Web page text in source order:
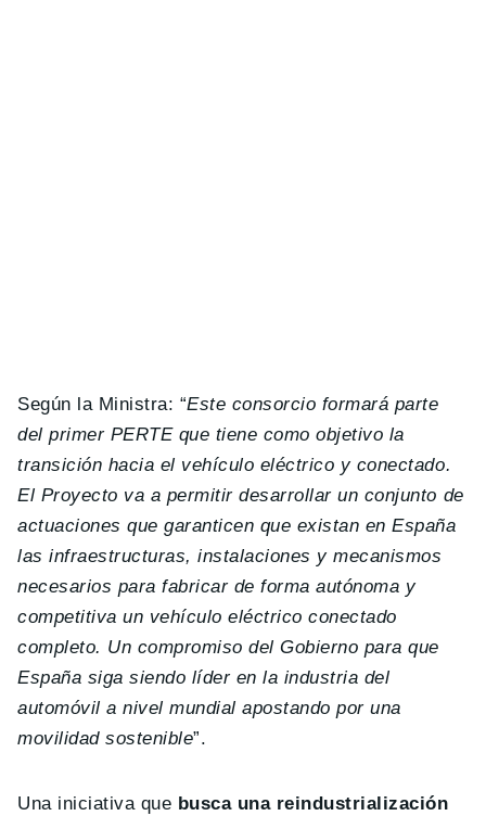
Según la Ministra: “Este consorcio formará parte
del primer PERTE que tiene como objetivo la
transición hacia el vehículo eléctrico y conectado.
El Proyecto va a permitir desarrollar un conjunto de
actuaciones que garanticen que existan en España
las infraestructuras, instalaciones y mecanismos
necesarios para fabricar de forma autónoma y
competitiva un vehículo eléctrico conectado
completo. Un compromiso del Gobierno para que
España siga siendo líder en la industria del
automóvil a nivel mundial apostando por una
movilidad sostenible”.
Una iniciativa que busca una reindustrialización